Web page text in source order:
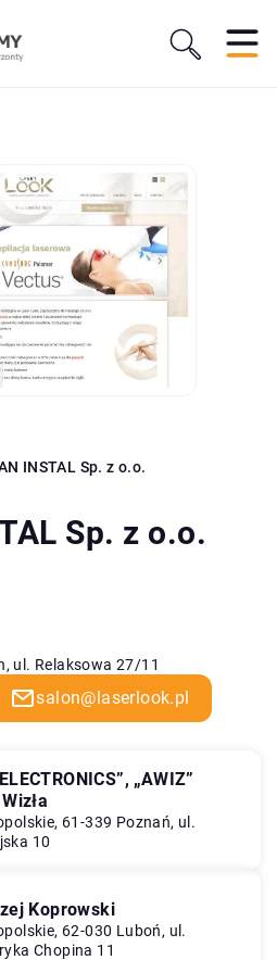
INSTAL Sp. z o.o.
Sp. z o.o.
ul. Relaksowa 27/11
salon@laserlook.pl
„AWIZ”
61-339 Poznań, ul.
10
Koprowski
62-030 Luboń, ul.
Chopina 11